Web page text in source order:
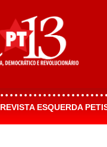
REVISTA ESQUERDA